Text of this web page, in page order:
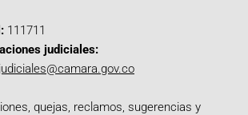
111711
judiciales:
quejas, reclamos, sugerencias y